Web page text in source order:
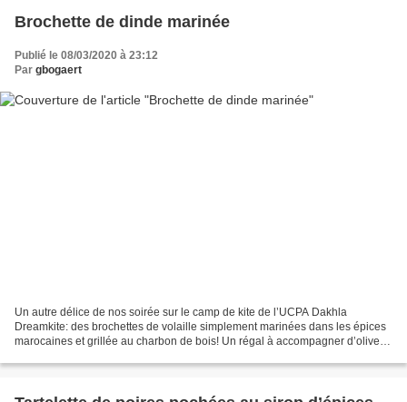
Brochette de dinde marinée
Publié le 08/03/2020 à 23:12
Par gbogaert
Un autre délice de nos soirée sur le camp de kite de l’UCPA Dakhla
Dreamkite: des brochettes de volaille simplement marinées dans les épices
marocaines et grillée au charbon de bois! Un régal à accompagner d’olives